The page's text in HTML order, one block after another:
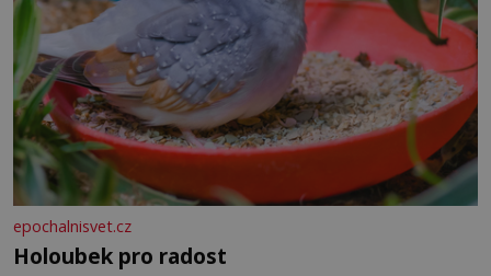
epochalnisvet.cz
Holoubek pro radost